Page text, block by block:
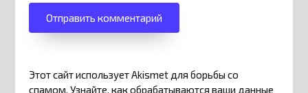
Этот сайт использует Akismet для борьбы со
спамом.Узнайте, как обрабатываются ваши данные